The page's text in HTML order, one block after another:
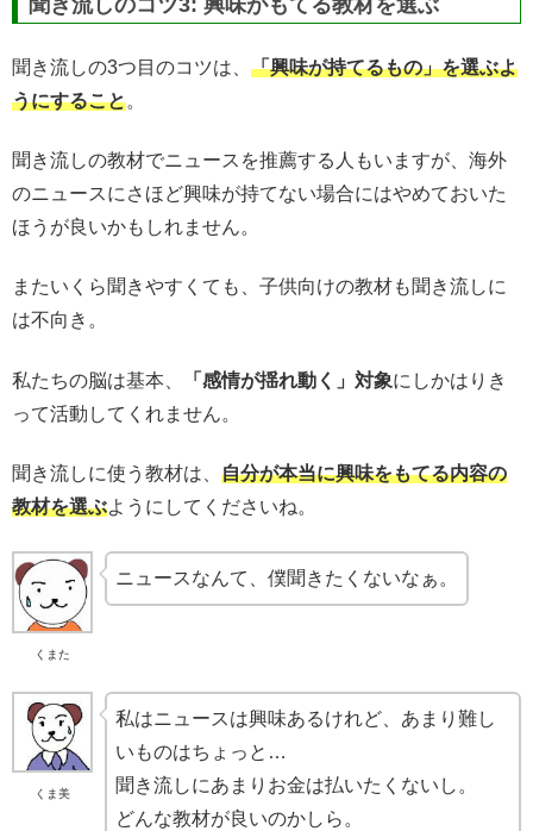
聞き流しの3つ目のコツは、 「興味が持てるもの」を選ぶよ
うにすること。
聞き流しの教材でニュースを推薦する人もいますが、海外
のニュースにさほど興味が持てない場合にはやめておいた
ほうが良いかもしれません。
またいくら聞きやすくても、子供向けの教材も聞き流しに
は不向き。
私たちの脳は基本、 「感情が揺れ動く」対象にしかはりき
って活動してくれません。
聞き流しに使う教材は、 自分が本当に興味をもてる内容の
教材を選ぶようにしてくださいね。
くまた
ニュースなんて、僕聞きたくないなぁ。
くま美
私はニュースは興味あるけれど、あまり難し
いものはちょっと…
聞き流しにあまりお金は払いたくないし。
どんな教材が良いのかしら。